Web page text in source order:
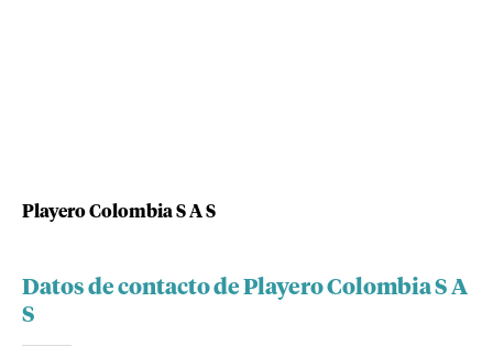
Playero Colombia S A S
Datos de contacto de Playero Colombia S A
S